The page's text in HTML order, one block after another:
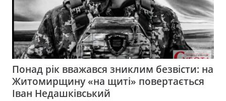
Понад рік вважався зниклим безвісти: на
Житомирщину «на щиті» повертається
Іван Недашківський